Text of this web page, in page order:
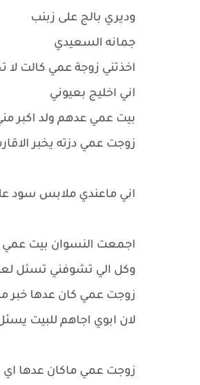
وديري بالج على زبنب
جمانه السعيدي
اخذتني زوجة عمي كالت لا
اني اخليج بعيوني
بيت عمي عدهم ولد اكبر
زوجت عمي دزته يخبر
اني ماعندي ملابس سود
اجمعت النسوان بيت عمي
وكل الي تشوفني تسئل
زوجت عمي كان عدها خبر
لان ابوي اجاهم للبيت
زوجت عمي ماكان عدها اي